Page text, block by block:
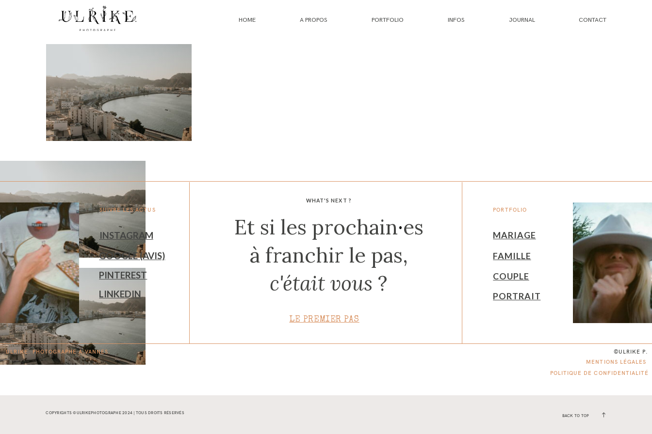
HOME A PROPOS PORTFOLIO INFOS JOURNAL CONTACT
WHAT'S NEXT ?
PORTFOLIO
SUIVRE LES ACTUS
Et si les prochain·es
à franchir le pas,
c'était vous ?
MARIAGE
INSTAGRAM
GOOGLE (AVIS)
FAMILLE
PINTEREST COUPLE
LINKEDIN PORTRAIT
LE PREMIER PAS
©ULRIKE P.
ULRIKE. PHOTOGRAPHE ÀVANNES.
MENTIONS LÉGALES
POLITIQUE DE CONFIDENTIALITÉ
COPYRIGHTS ©ULRIKEPHOTOGRAPHE 2024 | TOUS DROITS RÉSERVÉS
BACK TO TOP